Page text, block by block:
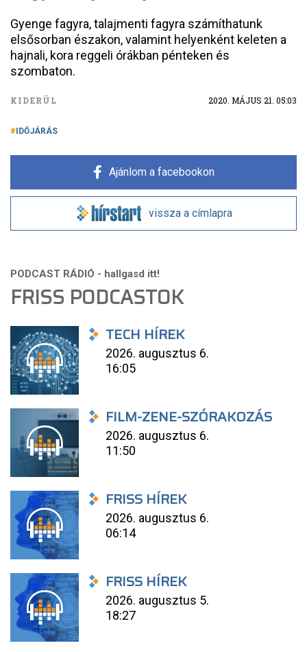
Gyenge fagyra, talajmenti fagyra számíthatunk
elsősorban északon, valamint helyenként keleten a
hajnali, kora reggeli órákban pénteken és
szombaton.
KIDERÜL 2020. MÁJUS 21. 05:03
IDŐJÁRÁS
Ajánlom a facebookon
vissza a címlapra
FRISS PODCASTOK
TECH HÍREK
2026. augusztus 6.
16:05
FILM-ZENE-SZÓRAKOZÁS
2026. augusztus 6.
11:50
FRISS HÍREK
2026. augusztus 6.
06:14
FRISS HÍREK
2026. augusztus 5.
18:27